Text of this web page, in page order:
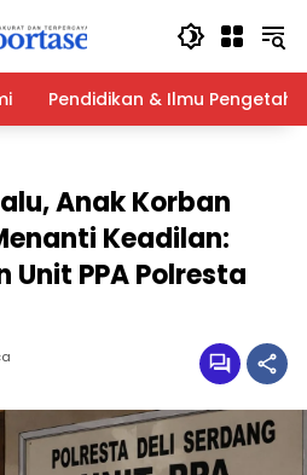
Pendidikan & Ilmu
Anak Korban
Keadilan:
PPA Polresta